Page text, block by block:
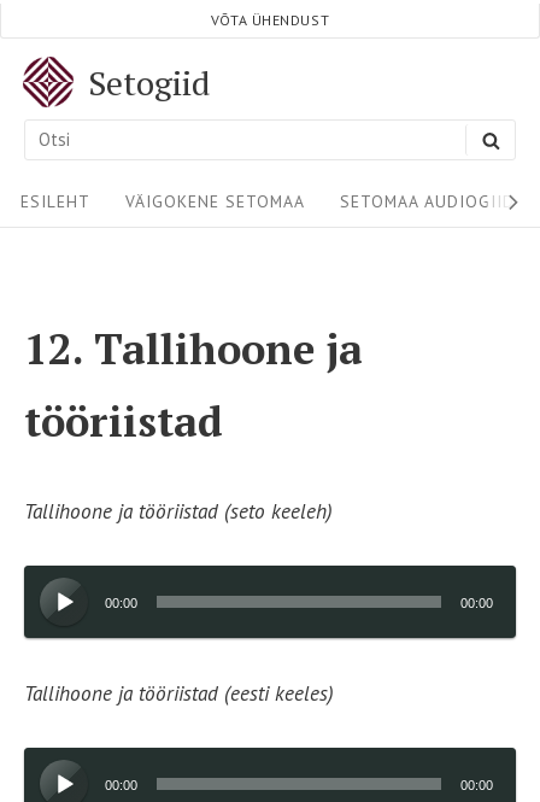
content
Setogiid
Search
VÕTA ÜHENDUST
Site
Navigation
ESILEHT VÄIGOKENE SETOMAA SETOMAA AUDIOGIIDID
12. Tallihoone ja
tööriistad
Tallihoone ja tööriistad (seto keeleh)
Audioesitaja
00:00 00:00
Tallihoone ja tööriistad (eesti keeles)
Audioesitaja
00:00 00:00